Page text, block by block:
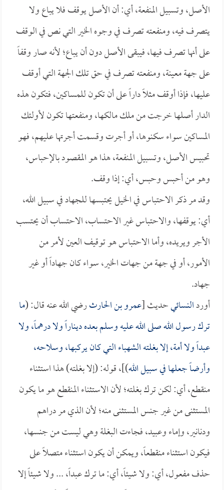
الأصل، وتسبيل المنفعة، أي: أن الأصل يوقف فلا يباع ولا
يتصرف فيه، ومنفعته تصرف في وجوه الخير التي نص في الوقف
على أنها تصرف فيها، فيبقى الأصل دون أن يباع؛ لأنه صار وقفاً
على جهة معينة، ومنفعته تصرف في حق تلك الجهة التي أوقف
عليها، فإذا أوقف مثلاً داراً على أن تكون للمساكين، فتكون هذه
الدار أصلها خرجت من ملك مالكها، ومنفعتها تكون لأولئك
المساكين سواء سكنوها، أو أجرت وقسمت أجرتها عليهم، فهو
تحبيس الأصل، وتسبيل المنفعة، هذا هو المقصود بالإحباس،
وهو من أحبس وحبس، أي: إذا وقف.
وقد مر ذكر الاحتباس في الخيل يحتبسها للجهاد في سبيل الله،
أي: يوقفها، والاحتباس غير الاحتساب، الاحتساب أن يحتسب
الأجر ويريده، وأما الاحتباس هو توقيف العين لأمر من
الأمور، أو في جهة من جهات الخير، سواء كان جهاداً أو غير
جهاد.
أوردالنسائيحديث [عمرو بن الحارثرضي الله عنه قال: (ما
ترك رسول الله صلى الله عليه وسلم بعده ديناراً ولا درهماً، ولا
عبداً ولا أمة، إلا بغلته الشهباء التي كان يركبها، وسلاحه،
وأرضاً جعلها في سبيل الله)]، قوله: (إلا بغلته) هذا استثناء
منقطع، أي: لكن ترك بغلته؛ لأن الاستثناء المنقطع هو ما يكون
المستثنى من غير جنس المستثنى منه؛ لأن الذي مر دراهم
ودنانير، وإماء وعبيد، فجاءت البغلة وهي ليست من جنسها،
فيكون استثناء منقطعاً، ويمكن أن يكون استثناء متصلاً على
حذف مفعول، أي: ولا شيئاً، أي: ما ترك عبداً، ... ولا شيئاً إلا